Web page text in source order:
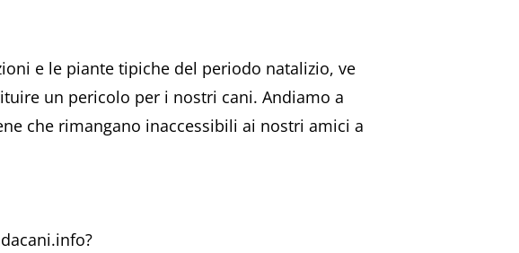
e le piante tipiche del periodo natalizio, ve
un pericolo per i nostri cani. Andiamo a
che rimangano inaccessibili ai nostri amici a